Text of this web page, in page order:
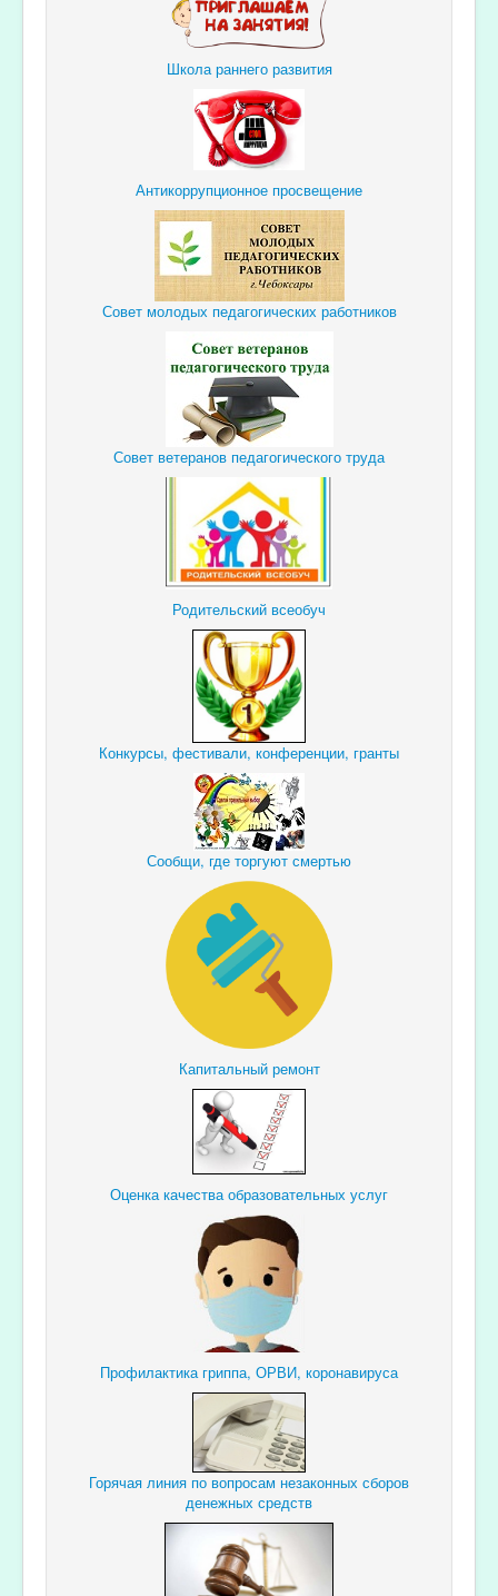
Школа раннего развития
Антикоррупционное просвещение
Совет молодых педагогических работников
Совет ветеранов педагогического труда
Родительский всеобуч
Конкурсы, фестивали, конференции, гранты
Сообщи, где торгуют смертью
Капитальный ремонт
Оценка качества образовательных услуг
Профилактика гриппа, ОРВИ, коронавируса
Горячая линия по вопросам незаконных сборов
денежных средств